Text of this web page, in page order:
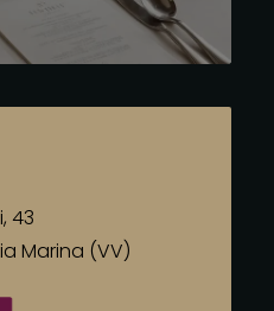
43
Marina (VV)